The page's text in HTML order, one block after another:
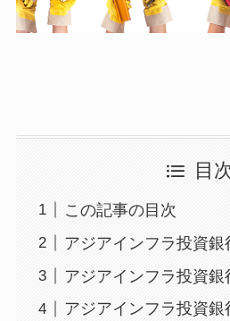
目
この記事の目次
アジアインフラ投資銀
アジアインフラ投資銀
アジアインフラ投資